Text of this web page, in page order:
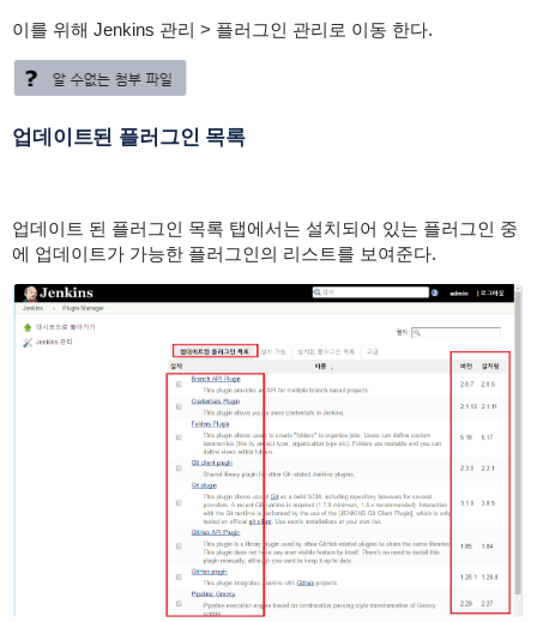
이를 위해 Jenkins 관리 > 플러그인 관리로 이동 한다.
업데이트된 플러그인 목록
업데이트 된 플러그인 목록 탭에서는 설치되어 있는 플러그인 중
에 업데이트가 가능한 플러그인의 리스트를 보여준다.